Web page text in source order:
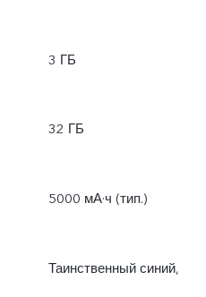
3 ГБ
32 ГБ
5000 мА·ч (тип.)
Таинственный синий,